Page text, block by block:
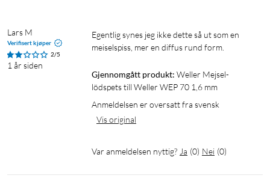
Lars M
Verifisert kjøper
2/5
1 år siden
Egentlig synes jeg ikke dette så ut som en
meiselspiss, mer en diffus rund form.
Gjennomgått produkt: Weller Mejsel-
lödspets till Weller WEP 70 1,6 mm
Anmeldelsen er oversatt fra svensk
Vis original
Var anmeldelsen nyttig? Ja (0) Nei (0)